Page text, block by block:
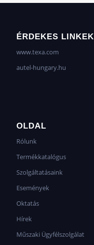
ÉRDEKES LINKEK
www.texa.com
autel-hungary.hu
OLDAL
Rólunk
Termékkatalógus
Szolgáltatásaink
Események
Oktatás
Hírek
Műszaki Ügyfélszolgálat